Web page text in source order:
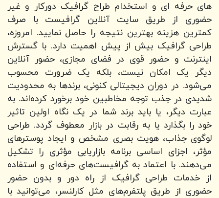
های حرفه ای و استخدام طراح گرافیک دورکار و غیر
حضوری از طریق سایت آنلاین گرافیست با صرف
کمترین هزینه بهترین نتیجه را حاصل نمایید. امروزه،
طراحی گرافیک بیش از پیش اهمیت دارد. با گسترش
اینترنت و حضور قوی در فضای مجازی، حضور آنلاین
دیگر یک امکان نیست، بلکه یک ضرورت محسوب
می‌شود. در دوران دیجیتالی کنونی، برندها به محدودیت
شدیدی در جذب توجه مخاطبین خود برخورد کرده‌اند. به
عبارت دیگر، یا باید برند شما در یک نگاه اولین تاثیر
خود را بگذارد یا به رقابت در بازار معطوف گردد. طراحی
لوگوی جذاب، هویت بصری مشخص و ایجاد پوسترهای
مؤثر، اجزای اساسی برنامه بازاریابی مؤثری را تشکیل
می‌دهند. با اعتماد به گرافیست‌های حرفه‌ای و استفاده
از خدمات طراحی گرافیک از راه دور و بدون حضور
حضوری از طریق پلتفرم‌های مثل کارلنسر، می‌توانید با